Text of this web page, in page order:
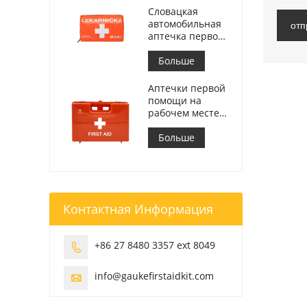
Словацкая
автомобильная
аптечка первой
помощи
Встретиться МЗ
СР č.143/2009
Больше
Аптечки первой
помощи на
рабочем месте в
Италии
соответствуют
требованиям
Больше
Контактная Информация
 +86 27 8480 3357 ext 8049
 info@gaukefirstaidkit.com